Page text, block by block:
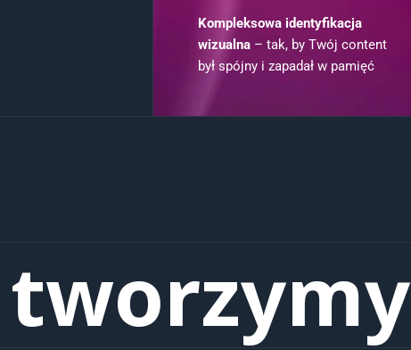
Kompleksowa identyfikacja
wizualna– tak, by Twój content
był spójny i zapadał w pamięć
tworzymy